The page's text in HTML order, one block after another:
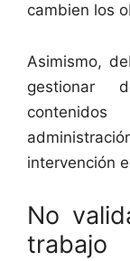
cambien los
Asimismo,
gestionar
intervención
No
trabajo